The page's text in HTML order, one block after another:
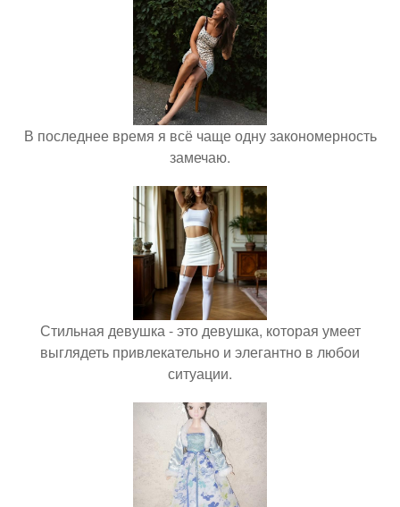
В последнее время я всё чаще одну закономерность
замечаю.
Стильная девушка - это девушка, которая умеет
выглядеть привлекательно и элегантно в любои
ситуации.